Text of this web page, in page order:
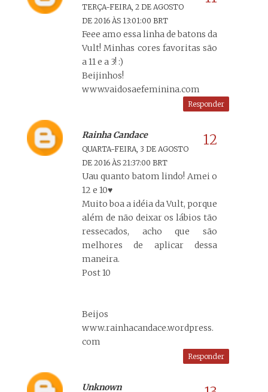
TERÇA-FEIRA, 2 DE AGOSTO
DE 2016 ÀS 13:01:00 BRT
Feee amo essa linha de batons da
Vult! Minhas cores favoritas são
a 11 e a 3! :)
Beijinhos!
www.vaidosaefeminina.com
Responder
Rainha Candace
QUARTA-FEIRA, 3 DE AGOSTO
DE 2016 ÀS 21:37:00 BRT
Uau quanto batom lindo! Amei o
12 e 10♥
Muito boa a idéia da Vult, porque
além de não deixar os lábios tão
ressecados, acho que são
melhores de aplicar dessa
maneira.
Post 10
Beijos
www.rainhacandace.wordpress.
com
Responder
Unknown